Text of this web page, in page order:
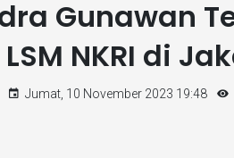
Gunawan
LSM NKRI di
Jumat, 10 November 2023 19:48